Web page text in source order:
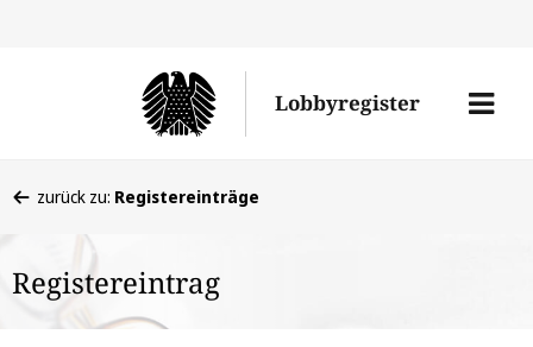
Lobbyregister
Menü
befinden
hier:
zurück zu: Registereinträge
Registereintrag